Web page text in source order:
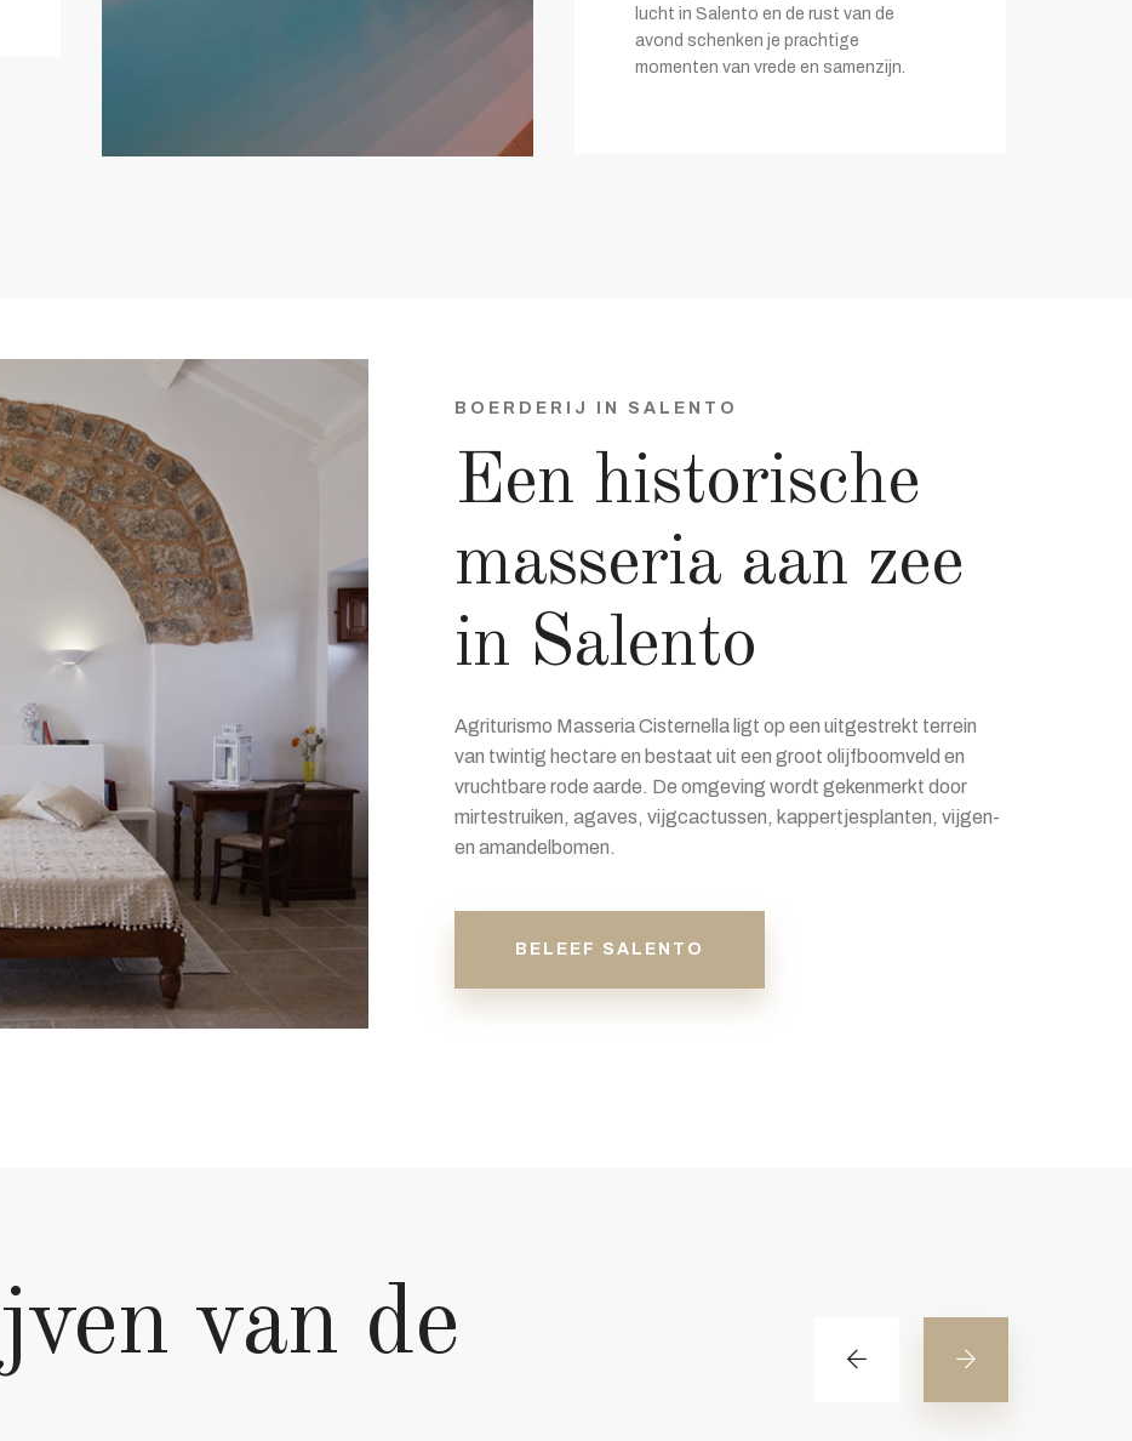
lucht in Salento en de rust van de
avond schenken je prachtige
momenten van vrede en samenzijn.
BOERDERIJ IN SALENTO
Een historische
masseria aan zee
in Salento
Agriturismo Masseria Cisternella ligt op een uitgestrekt terrein
van twintig hectare en bestaat uit een groot olijfboomveld en
vruchtbare rode aarde. De omgeving wordt gekenmerkt door
mirtestruiken, agaves, vijgcactussen, kappertjesplanten, vijgen-
en amandelbomen.
BELEEF SALENTO
van de